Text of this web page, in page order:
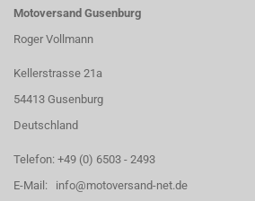
Motoversand Gusenburg
Roger Vollmann
Kellerstrasse 21a
54413 Gusenburg
Deutschland
Telefon: +49 (0) 6503 - 2493
E-Mail: info@motoversand-net.de